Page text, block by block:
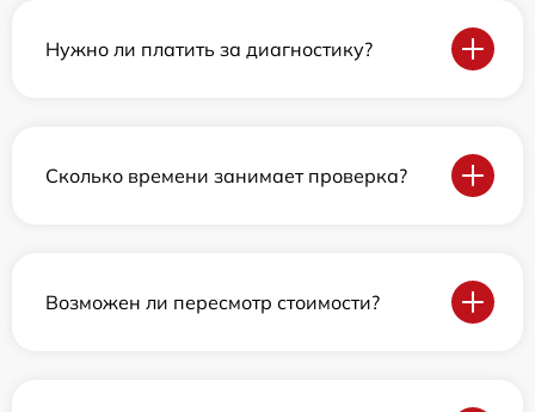
Нужно ли платить за диагностику?
Сколько времени занимает проверка?
Возможен ли пересмотр стоимости?